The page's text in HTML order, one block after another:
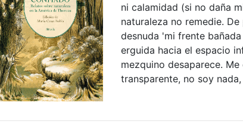
ni ca­lamidad (si no daña
naturaleza no remedie.
desnuda 'mi frente
erguida hacia el espacio
mezquino desaparece.
transparente, no soy